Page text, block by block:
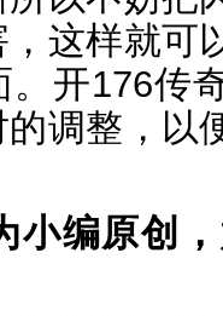
这样就可
开176传
调整，以
小编原创